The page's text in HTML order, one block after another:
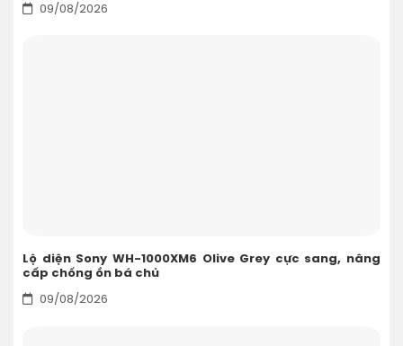
09/08/2026
Lộ diện Sony WH-1000XM6 Olive Grey cực sang, nâng
cấp chống ồn bá chủ
09/08/2026